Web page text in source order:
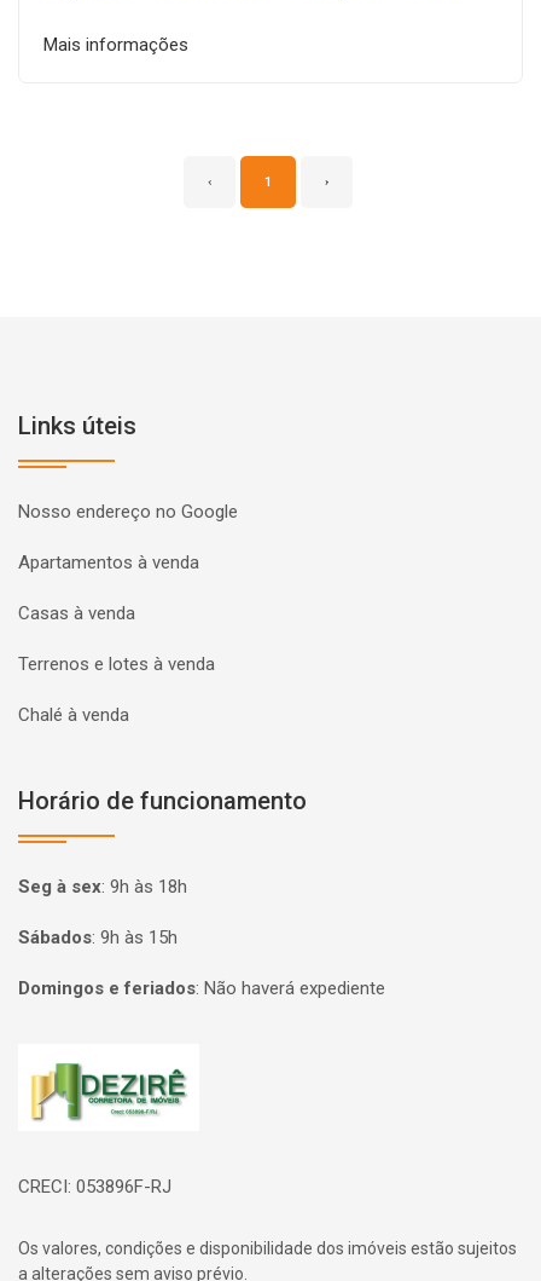
Mais informações
‹ 1 ›
Links úteis
Nosso endereço no Google
Apartamentos à venda
Casas à venda
Terrenos e lotes à venda
Chalé à venda
Horário de funcionamento
Seg à sex: 9h às 18h
Sábados: 9h às 15h
Domingos e feriados: Não haverá expediente
Página inicial
CRECI: 053896F-RJ
Os valores, condições e disponibilidade dos imóveis estão sujeitos
a alterações sem aviso prévio.